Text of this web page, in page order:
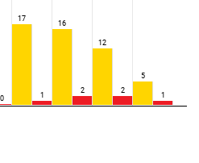
0
17
1
16
2
12
2
5
1